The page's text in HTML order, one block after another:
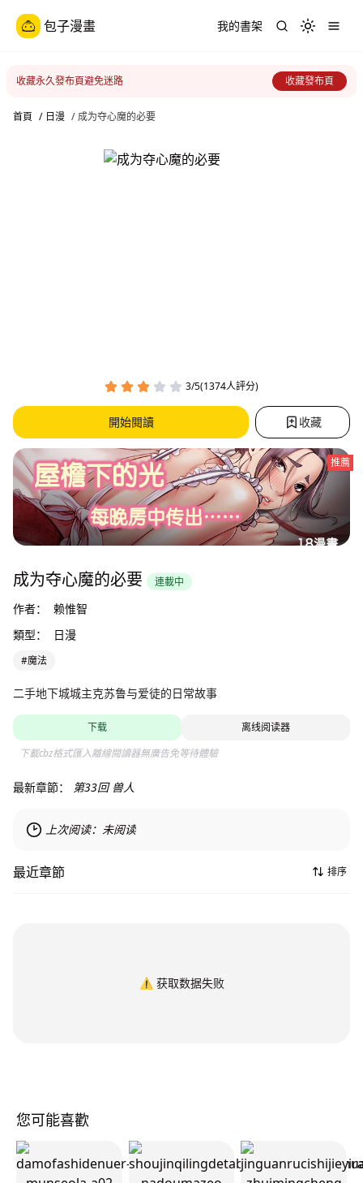
包子漫畫 我的書架 Toggle
收藏永久發布頁避免迷路 收藏發布頁
首頁 / 日漫 / 成为夺心魔的必要
3/5(1374人評分)
開始閱讀 收藏
推薦
成为夺心魔的必要 連載中
作者：
赖惟智
類型：
日漫
#魔法
二手地下城城主克苏鲁与爱徒的日常故事
下载
离线阅读器
下載cbz格式匯入離線閱讀器無廣告免等待體驗
最新章節： 第33回 兽人
上次阅读： 未阅读
最近章節 排序
⚠️ 获取数据失败
您可能喜歡